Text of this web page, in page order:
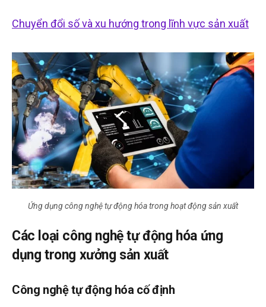
Chuyển đổi số và xu hướng trong lĩnh vực sản xuất
Ứng dụng công nghệ tự động hóa trong hoạt động sản xuất
Các loại công nghệ tự động hóa ứng
dụng trong xưởng sản xuất
Công nghệ tự động hóa cố định